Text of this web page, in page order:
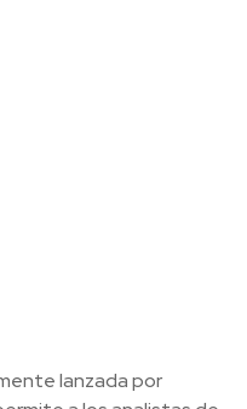
lanzada por